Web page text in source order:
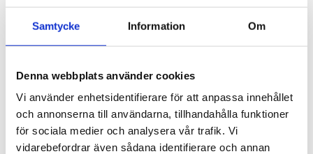
Samtycke Information Om
Denna webbplats använder cookies
Vi använder enhetsidentifierare för att anpassa innehållet
och annonserna till användarna, tillhandahålla funktioner
för sociala medier och analysera vår trafik. Vi
vidarebefordrar även sådana identifierare och annan
slå världs­rekord – läste
Bibeln i 144 timmar